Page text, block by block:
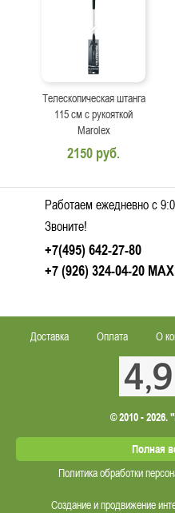
Телескопическая штанга
115 см с рукояткой
Marolex
2150 руб.
Работаем ежедневно c
Звоните!
+7(495) 642-27-80
+7 (926) 324-04-20 MAX
Доставка Оплата О
© 2010 -
Полная
Политика обработки
Создание и продвижение